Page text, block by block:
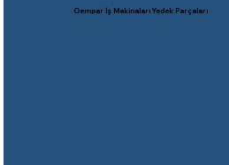
Oempar İş Makinaları Yedek Parçaları